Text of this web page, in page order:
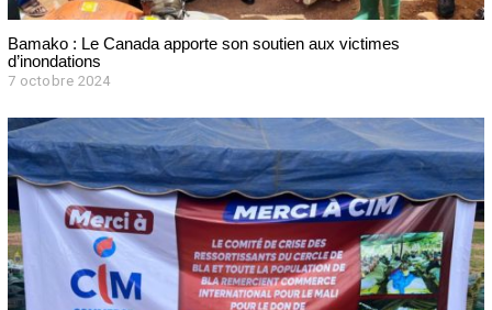
Bamako : Le Canada apporte son soutien aux victimes
d’inondations
7 octobre 2024
c
t
o
b
r
e
2
0
2
4